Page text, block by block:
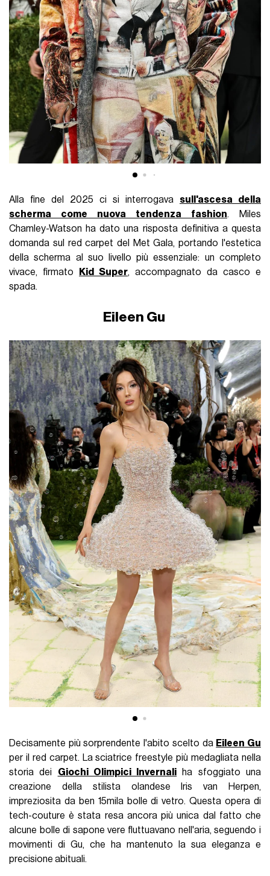
Alla fine del 2025 ci si interrogava sull'ascesa della
scherma come nuova tendenza fashion. Miles
Chamley-Watson ha dato una risposta definitiva a questa
domanda sul red carpet del Met Gala, portando l'estetica
della scherma al suo livello più essenziale: un completo
vivace, firmato
Kid Super, accompagnato da casco e
spada.
Eileen Gu
Decisamente più sorprendente l'abito scelto da Eileen Gu
per il red carpet. La sciatrice freestyle più medagliata nella
storia dei Giochi Olimpici Invernali ha sfoggiato una
creazione della stilista olandese Iris van Herpen,
impreziosita da ben 15mila bolle di vetro. Questa opera di
tech-couture è stata resa ancora più unica dal fatto che
alcune bolle di sapone vere fluttuavano nell'aria, seguendo i
movimenti di Gu, che ha mantenuto la sua eleganza e
precisione abituali.